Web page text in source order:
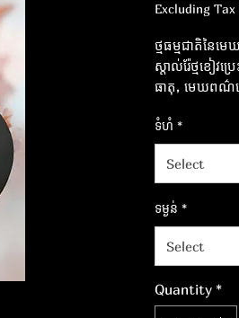
Excluding Tax
ថ្មធម្មជាតិនៃ
ស្តាល់រ៉ែថ្មខៀ
ធាតុ, មេឃពណ៌ខ
ពណ៌ស។ ទំហំ៖
ទំហំ *
Select
ទម្ងន់ *
Select
Quantity *